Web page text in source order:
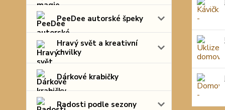
PeeDee autorské špeky
Hravý svět a kreativní
chvilky
Dárkové krabičky
Radosti podle sezony